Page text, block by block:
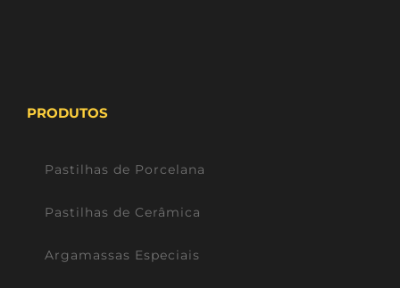
PRODUTOS
Pastilhas de Porcelana
Pastilhas de Cerâmica
Argamassas Especiais